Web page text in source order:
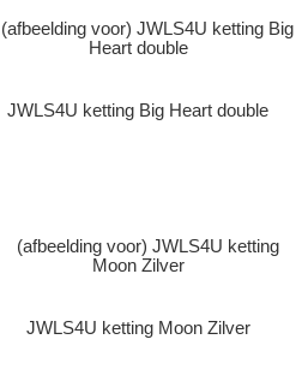
JWLS4U ketting Big Heart double
JWLS4U ketting Moon Zilver